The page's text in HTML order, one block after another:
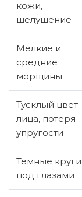
кожи,
шелушение
Мелкие и
средние
морщины
Тусклый цвет
лица, потеря
упругости
Темные круги
под глазами